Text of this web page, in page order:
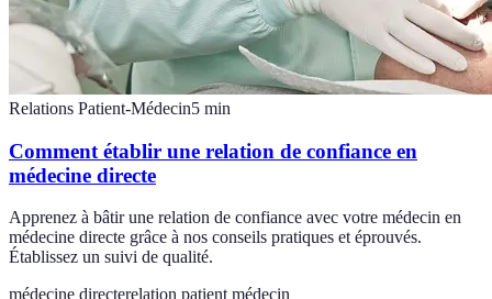
Relations Patient-Médecin5 min
Comment établir une relation de confiance en
médecine directe
Apprenez à bâtir une relation de confiance avec votre médecin en
médecine directe grâce à nos conseils pratiques et éprouvés.
Établissez un suivi de qualité.
médecine directerelation patient médecin